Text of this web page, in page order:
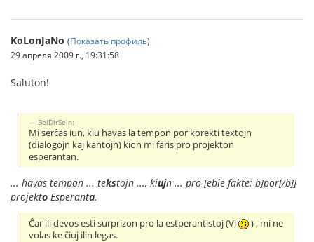
KoLonJaNo (Показать профиль)
29 апреля 2009 г., 19:31:58
Saluton!
BeiDirSein:
Mi serĉas iun, kiu havas la tempon por korekti textojn
(dialogojn kaj kantojn) kion mi faris pro projekton
esperantan.
... havas tempon ... tekstojn ..., kiujn ... pro [eble fakte: b]por[/b]]
projekto Esperanta.
Ĉar ili devos esti surprizon pro la estperantistoj (Vi
) , mi ne
volas ke ĉiuj ilin legas.